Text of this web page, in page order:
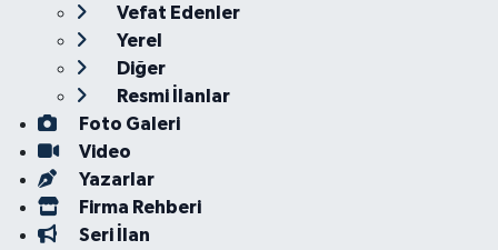
Vefat Edenler
Yerel
Diğer
Resmi İlanlar
Foto Galeri
Video
Yazarlar
Firma Rehberi
Seri İlan